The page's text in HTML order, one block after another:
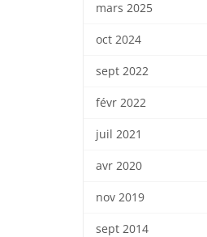
mars 2025
oct 2024
sept 2022
févr 2022
juil 2021
avr 2020
nov 2019
sept 2014